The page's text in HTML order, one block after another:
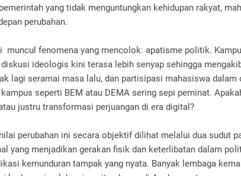
yang tidak menguntungkan kehidupan rakyat,
perubahan.
muncul fenomena yang mencolok: apatisme politik.
diskusi ideologis kini terasa lebih senyap sehingga
lagi seramai masa lalu, dan partisipasi mahasiswa dalam
seperti BEM atau DEMA sering sepi peminat.
justru transformasi perjuangan di era digital?
perubahan ini secara objektif dilihat melalui dua sudut
yang menjadikan gerakan fisik dan keterlibatan dalam
kemunduran tampak yang nyata. Banyak lembaga